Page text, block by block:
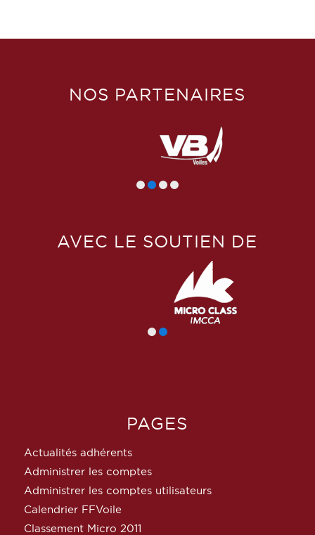
NOS PARTENAIRES
AVEC LE SOUTIEN DE
PAGES
Actualités adhérents
Administrer les comptes
Administrer les comptes utilisateurs
Calendrier FFVoile
Classement Micro 2011